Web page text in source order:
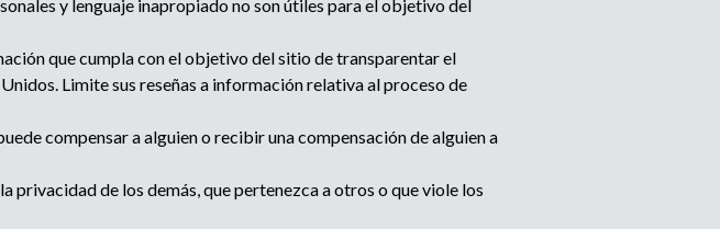
y lenguaje inapropiado no son útiles para el objetivo del
que cumpla con el objetivo del sitio de transparentar el
Limite sus reseñas a información relativa al proceso de
compensar a alguien o recibir una compensación de alguien a
privacidad de los demás, que pertenezca a otros o que viole los